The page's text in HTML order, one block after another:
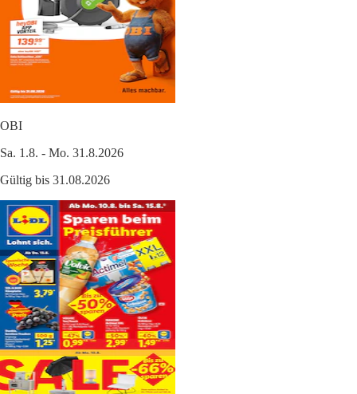
OBI
Sa. 1.8. - Mo. 31.8.2026
Gültig bis 31.08.2026